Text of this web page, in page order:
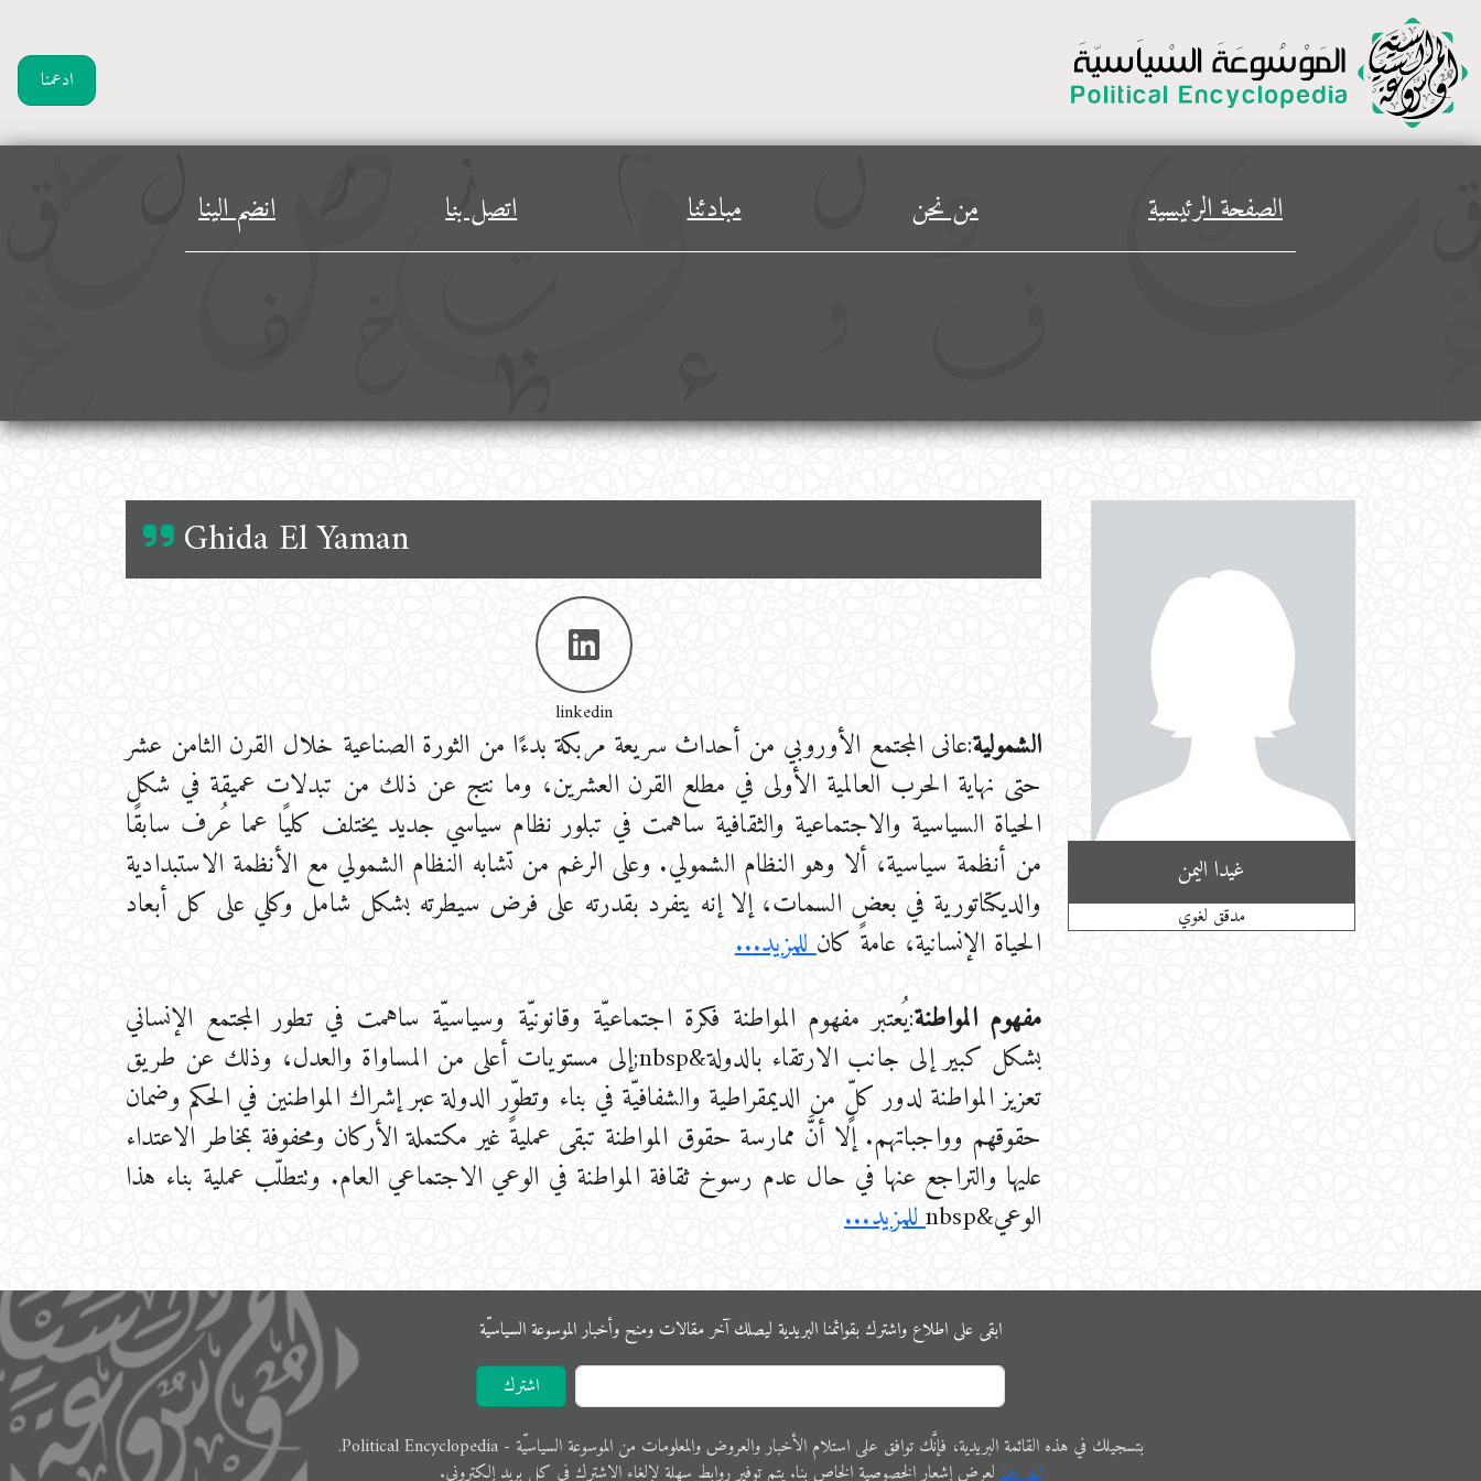
ادعمنا
الصفحة الرئيسية من نحن مبادئنا اتصل بنا انضم الينا
غيدا اليمن
مدقق لغوي
Ghida El Yaman
linkedin
الشمولية:عانى المجتمع الأوروبي من أحداث سريعة مربكة بدءًا من الثورة الصناعية خلال القرن الثامن عشر
حتى نهاية الحرب العالمية الأولى في مطلع القرن العشرين، وما نتج عن ذلك من تبدلات عميقة في شكل
الحياة السياسية والاجتماعية والثقافية ساهمت في تبلور نظام سياسي جديد يختلف كليًا عما عُرف سابقًا
من أنظمة سياسية، ألا وهو النظام الشمولي. وعلى الرغم من تشابه النظام الشمولي مع الأنظمة الاستبدادية
والديكتاتورية في بعض السمات، إلا إنه يتفرد بقدرته على فرض سيطرته بشكل شامل وكلي على كل أبعاد
الحياة الإنسانية، عامةً كانللمزيد...
مفهوم المواطنة:يُعتبر مفهوم المواطنة فكرة اجتماعيّة وقانونيّة وسياسيّة ساهمت في تطور المجتمع الإنساني
بشكل كبير إلى جانب الارتقاء بالدولة&nbsp;إلى مستويات أعلى من المساواة والعدل، وذلك عن طريق
تعزيز المواطنة لدور كلٍّ من الديمقراطية والشفافيّة في بناء وتطوّر الدولة عبر إشراك المواطنين في الحكم وضمان
حقوقهم وواجباتهم. إلا أنَّ ممارسة حقوق المواطنة تبقى عمليةً غير مكتملة الأركان ومحفوفة بمخاطر الاعتداء
عليها والتراجع عنها في حال عدم رسوخ ثقافة المواطنة في الوعي الاجتماعي العام. وتتطلّب عملية بناء هذا
الوعي&nbsp
للمزيد...
ابقى على اﻃﻼع واشترك بقوائمنا البريدية ليصلك آخر مقالات ومنح وأخبار الموسوعة اﻟﺴﻴﺎﺳﻴّﺔ
اشترك
ﺑﺘﺴﺠﻴﻠﻚ في ﻫﺬﻩ اﻟﻘﺎﺋﻤﺔ البريدية، فإنَّك ﺗﻮاﻓﻖ ﻋﻠﻰ اﺳﺘﻼم اﻷﺧﺒﺎر واﻟﻌﺮوض والمعلوﻣﺎت ﻣﻦ الموسوعة اﻟﺴﻴﺎﺳﻴّﺔ - Political Encyclopedia.
اﻧﻘﺮ ﻫﻨﺎﻟﻌﺮض إﺷﻌﺎر الخصوصية الخاص ﺑﻨﺎ. ﻳﺘﻢ ﺗﻮفير رواﺑﻂ ﺳﻬﻠﺔ لإﻟﻐﺎء الاشترك في ﻛﻞ ﺑﺮﻳﺪ إلكتروني.